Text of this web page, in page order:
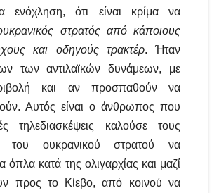
ενόχληση, ότι είναι κρίμα να
στρατός από κάποιους
και οδηγούς τρακτέρ. Ήταν
των αντιλαϊκών δυνάμεων, με
και αν προσπαθούν να
Αυτός είναι ο άνθρωπος που
τηλεδιασκέψεις καλούσε τους
του ουκρανικού στρατού να
όπλα κατά της ολιγαρχίας και μαζί
προς το Κίεβο, από κοινού να